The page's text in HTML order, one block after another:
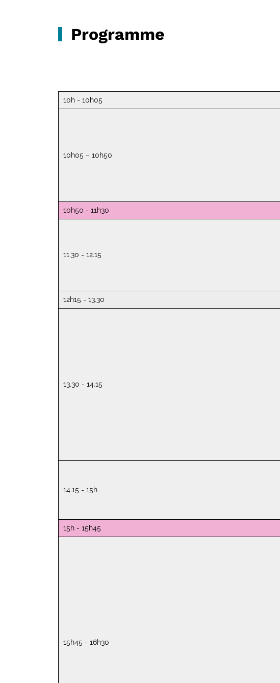
Programme
10h - 10h05
10h05 – 10h50
10h50 - 11h30
11.30 - 12.15
12h15 - 13.30
13.30 - 14.15
14.15 - 15h
15h - 15h45
15h45 - 16h30